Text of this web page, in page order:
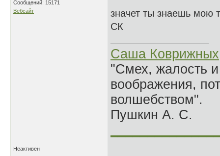
Сообщений: 15171
Вебсайт
значет ты знаешь мою
СК
Саша Коврижных
"Смех, жалость
воображения,
волшебством".
Пушкин А. С.
Неактивен